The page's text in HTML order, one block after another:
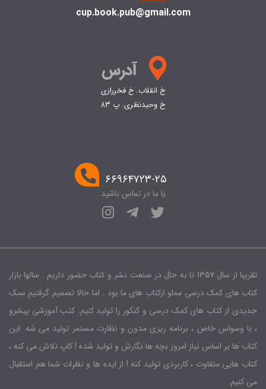
cup.book.pub@gmail.com
خ انقلاب. خ فخررازی
خ وحیدنظری. پ 83
۶۶۹۶۴۷۲۳-۲۵
با ما در تماس باشید
تقریبا از سال 1357 تا به حال در صنعت نشر و کتاب حضور داریم . سالها بازار
کتاب های کمک درسی مملو ازکتاب های ما بود . اما حالا تصمیم گرفتیم سبک
جدیدی از کتاب های کمک درسی و کنکور را تولید کنیم. کتب آموزشی پیشرو
، با وسواس خاص ، برنامه ریزی مدون و نظارت مستمر تولید می شه. این
کتاب ها بر اساس نیاز امروز بچه ها نگارش و تولید شده ! کاپ تلاش می کنه ،
کتاب هایی متفاوت ، کاربردی تولید کنه ! از ایده ها و نظرات شما هم استقبال
می کنیم.